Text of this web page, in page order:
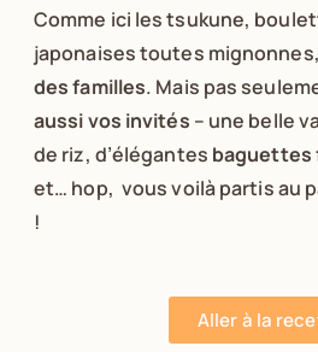
Comme ici les tsukune,
japonaises toutes
des familles. Mais pas
aussi vos invités – une belle
de riz, d’élégantes baguettes
et… hop, vous voilà partis au
!
Aller à la